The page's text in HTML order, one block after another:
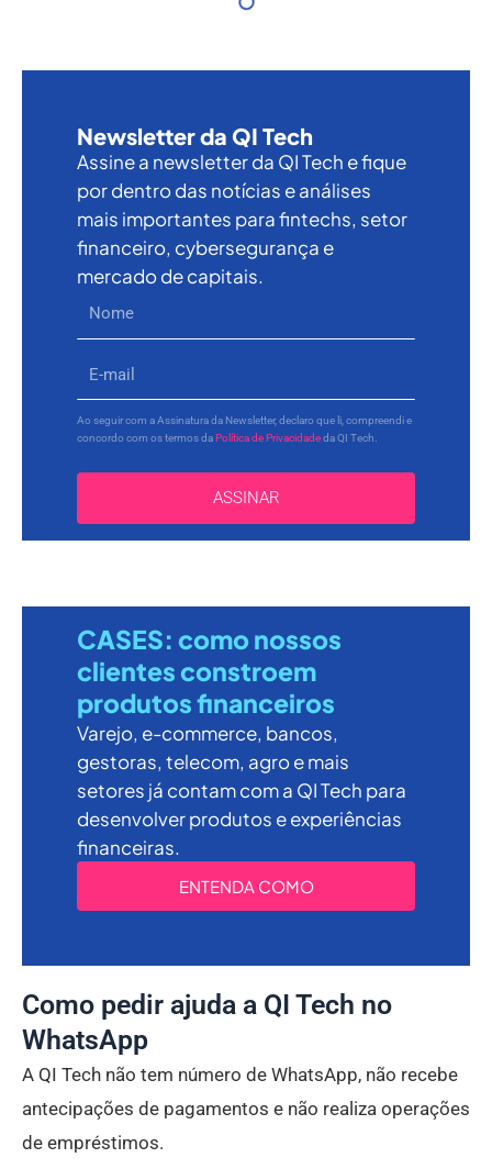
Newsletter da QI Tech
Assine a newsletter da QI Tech e fique
por dentro das notícias e análises
mais importantes para fintechs, setor
financeiro, cybersegurança e
mercado de capitais.
Ao seguir com a Assinatura da Newsletter, declaro que li, compreendi e
concordo com os termos daPolítica de Privacidadeda QI Tech.
ASSINAR
CASES: como nossos
clientes constroem
produtos financeiros
Varejo, e-commerce, bancos,
gestoras, telecom, agro e mais
setores já contam com a QI Tech para
desenvolver produtos e experiências
financeiras.
ENTENDA COMO
Como pedir ajuda a QI Tech no
WhatsApp
A QI Tech não tem número de WhatsApp, não recebe
antecipações de pagamentos e não realiza operações
de empréstimos.